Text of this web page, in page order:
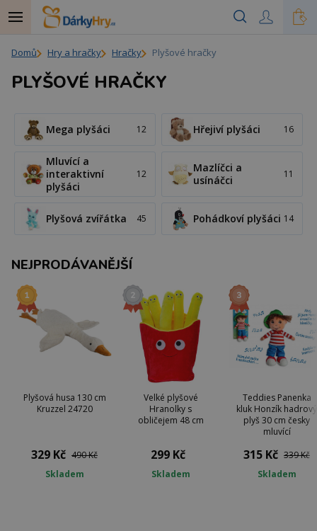
Domů Hry a hračky Hračky Plyšové hračky
PLYŠOVÉ HRAČKY
Mega plyšáci 12 Hřejiví plyšáci 16
Mluvící a
interaktivní
plyšáci
12
Mazlíčci a
usínáčci
11
Plyšová zvířátka 45 Pohádkoví plyšáci 14
NEJPRODÁVANĚJŠÍ
Plyšová husa 130 cm
Kruzzel 24720
329 Kč 490 Kč
Skladem
Velké plyšové
Hranolky s
obličejem 48 cm
299 Kč
Skladem
Teddies Panenka
kluk Honzík hadrový
plyš 30 cm česky
mluvící
315 Kč 339 Kč
Skladem